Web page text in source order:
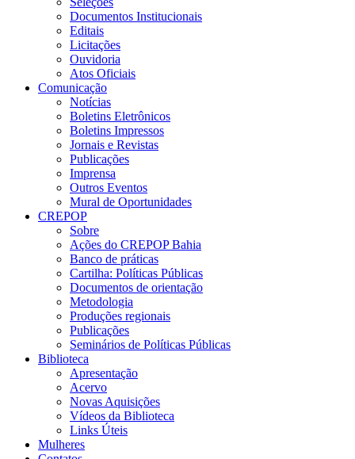
Documentos Institucionais
Editais
Licitações
Ouvidoria
Atos Oficiais
Comunicação
Notícias
Boletins Eletrônicos
Boletins Impressos
Jornais e Revistas
Publicações
Imprensa
Outros Eventos
Mural de Oportunidades
CREPOP
Sobre
Ações do CREPOP Bahia
Banco de práticas
Cartilha: Políticas Públicas
Documentos de orientação
Metodologia
Produções regionais
Publicações
Seminários de Políticas Públicas
Biblioteca
Apresentação
Acervo
Novas Aquisições
Vídeos da Biblioteca
Links Úteis
Mulheres